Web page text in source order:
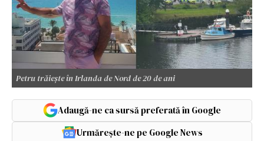
Petru trăiește în Irlanda de Nord de 20 de ani
Adaugă-ne ca sursă preferată în Google
Urmărește-ne pe Google News